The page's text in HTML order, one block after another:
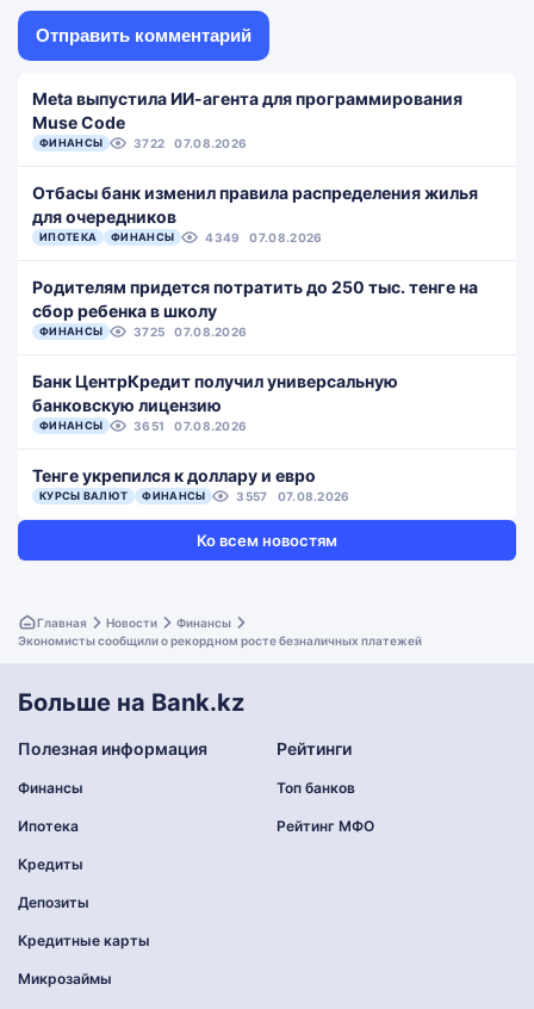
Meta выпустила ИИ-агента для программирования
Muse Code
ФИНАНСЫ 3722 07.08.2026
Отбасы банк изменил правила распределения жилья
для очередников
ИПОТЕКА ФИНАНСЫ 4349 07.08.2026
Родителям придется потратить до 250 тыс. тенге на
сбор ребенка в школу
ФИНАНСЫ 3725 07.08.2026
Банк ЦентрКредит получил универсальную
банковскую лицензию
ФИНАНСЫ 3651 07.08.2026
Тенге укрепился к доллару и евро
КУРСЫ ВАЛЮТ ФИНАНСЫ 3557 07.08.2026
Ко всем новостям
Главная Новости
Финансы
Экономисты сообщили о рекордном росте безналичных платежей
Больше на Bank.kz
Полезная информация
Финансы
Ипотека
Кредиты
Депозиты
Кредитные карты
Микрозаймы
Рейтинги
Топ банков
Рейтинг МФО